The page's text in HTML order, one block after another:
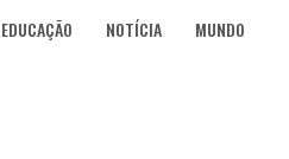
EDUCAÇÃO NOTÍCIA MUNDO